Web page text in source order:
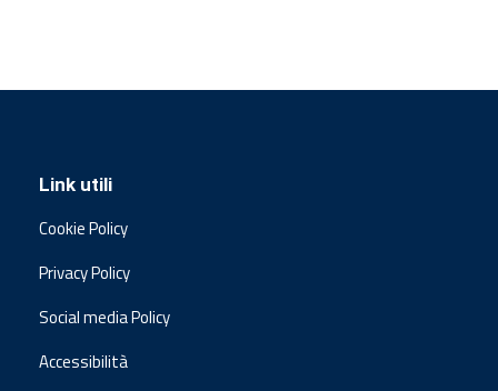
Link utili
Cookie Policy
Privacy Policy
Social media Policy
Accessibilità